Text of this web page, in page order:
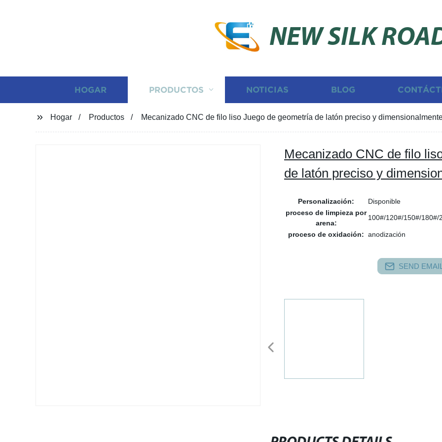
NEW SILK
HOGAR PRODUCTOS NOTICIAS BLOG
Hogar Productos Mecanizado CNC de filo liso Juego de geometría de latón preciso y
Mecanizado CNC de filo
de latón preciso y
Personalización:
Disponible
proceso de limpieza por
arena:
100#/120#/150#/180#/
proceso de oxidación: anodización
SEND